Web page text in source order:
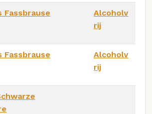
Fassbrause
Alcoholv
rij
Fassbrause
Alcoholv
rij